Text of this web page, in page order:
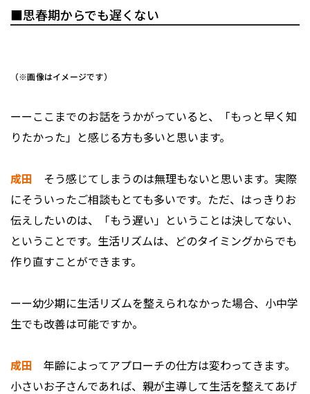
■思春期からでも遅くない
（※画像はイメージです）
ーーここまでのお話をうかがっていると、「もっと早く知
りたかった」と感じる方も多いと思います。
成田 そう感じてしまうのは無理もないと思います。実際
にそういったご相談もとても多いです。ただ、はっきりお
伝えしたいのは、「もう遅い」ということは決してない、
ということです。生活リズムは、どのタイミングからでも
作り直すことができます。
ーー幼少期に生活リズムを整えられなかった場合、小中学
生でも改善は可能ですか。
成田 年齢によってアプローチの仕方は変わってきます。
小さいお子さんであれば、親が主導して生活を整えてあげ